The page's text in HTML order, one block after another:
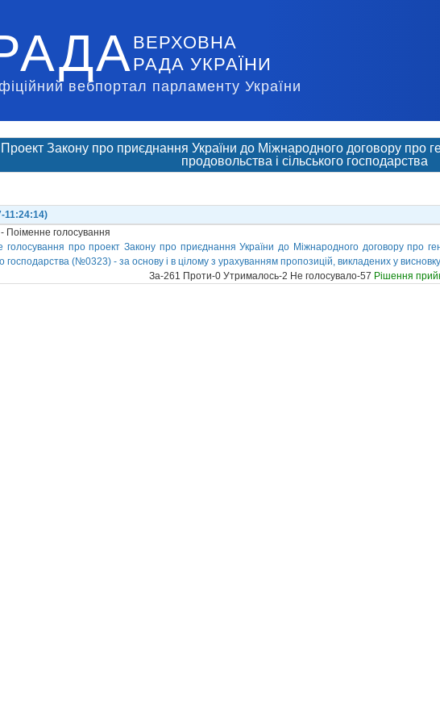
ВЕРХОВНА
РАДА УКРАЇНИ
вебпортал парламенту України
Проект Закону про приєднання України до Міжнародного договору про
продовольства і сільського господарства
11:24:14)
- Поіменне голосування
голосування про проект Закону про приєднання України до Міжнародного договору про
господарства (№0323) - за основу і в цілому з урахуванням пропозицій, викладених у
За-261 Проти-0 Утрималось-2 Не голосувало-57 Рішення